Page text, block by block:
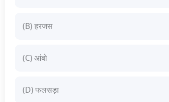
(B) हरजस
(C) आंबो
(D) फलसड़ा